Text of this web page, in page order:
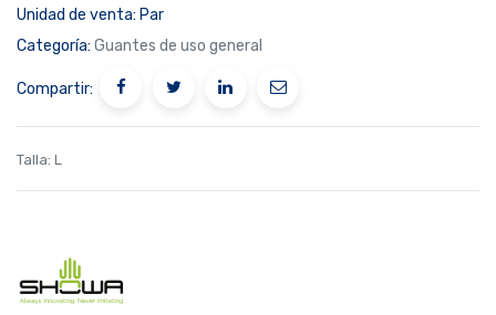
Unidad de venta: Par
Categoría: Guantes de uso general
Compartir:
Talla: L